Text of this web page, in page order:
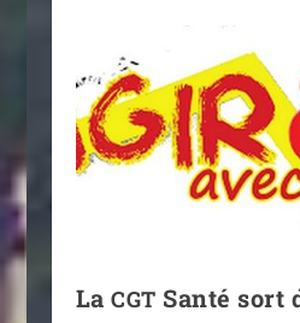
LaCGT Santé sort